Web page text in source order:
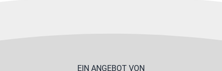
EIN ANGEBOT VON